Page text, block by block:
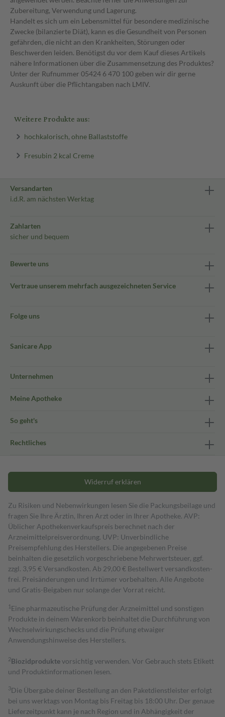
Zubereitung, Verwendung und Lagerung.
Handelt es sich um ein Lebensmittel für besondere medizinische
Zwecke (bilanzierte Diät), kann es die Gesundheit von Personen
gefährden, die nicht an den Krankheiten, Störungen oder
Beschwerden leiden. Benötigst du vor dem Kauf dieses Artikels
nähere Informationen über die Zusammensetzung des Produktes?
Unter der Rufnummer 05424 6 470 100 geben wir dir gerne
Auskunft über die Pflichtangaben nach LMIV.
Weitere Produkte aus:
hochkalorisch, ohne Ballaststoffe
Fresubin 2 kcal Creme
Versandarten
i.d.R. am nächsten Werktag
Zahlarten
sicher und bequem
Bewerte uns
Vertraue unserem mehrfach ausgezeichneten Service
Folge uns
Sanicare App
Unternehmen
Meine Apotheke
So geht's
Rechtliches
Widerruf erklären
Zu Risiken und Nebenwirkungen lesen Sie die Packungsbeilage und
fragen Sie Ihre Ärztin, Ihren Arzt oder in Ihrer Apotheke. AVP:
Üblicher Apothekenverkaufspreis berechnet nach der
Arzneimittelpreisverordnung. UVP: Unverbindliche
Preisempfehlung des Herstellers. Die angegebenen Preise
beinhalten die gesetzlich vorgeschriebene Mehrwertsteuer, ggf.
zzgl. 3,95 € Versandkosten. Ab 29,00 € Bestell­wert versand­kosten­
frei. Preisänderungen und Irrtümer vorbehalten. Alle Angebote
und Gratis-Beigaben nur solange der Vorrat reicht.
1 Eine pharmazeutische Prüfung der Arzneimittel und sonstigen
Produkte in deinem Warenkorb beinhaltet die Durchführung von
Wechselwirkungschecks und die Prüfung etwaiger
Anwendungshinweise des Herstellers.
2Biozidproduktevorsichtig verwenden. Vor Gebrauch stets Etikett
und Produktinformationen lesen.
3Die Übergabe deiner Bestellung an den Paketdienstleister erfolgt
bei uns werktags von Montag bis Freitag bis 18:00 Uhr. Der genaue
Lieferzeitpunkt kann je nach Region und in Abhängigkeit der